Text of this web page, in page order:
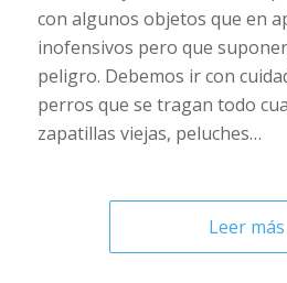
con algunos objetos que en
inofensivos pero que
peligro. Debemos ir con
perros que se tragan todo
zapatillas viejas, peluches…
Leer más